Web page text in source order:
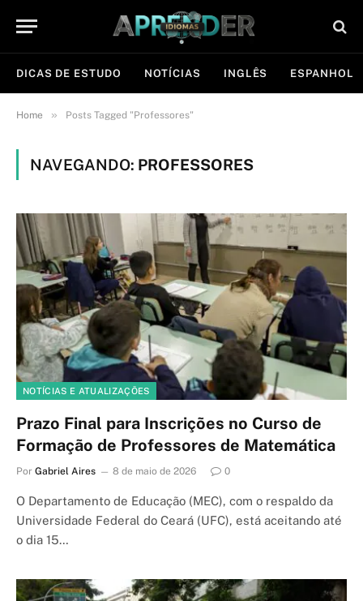
DICAS DE ESTUDO NOTÍCIAS INGLÊS ESPANHOL
Home » Posts Tagged "Professores"
NAVEGANDO: PROFESSORES
NOTÍCIAS E ATUALIZAÇÕES
Prazo Final para Inscrições no Curso de
Formação de Professores de Matemática
Por Gabriel Aires 8 de maio de 2026 0
O Departamento de Educação (MEC), com o respaldo da
Universidade Federal do Ceará (UFC), está aceitando até
o dia 15…